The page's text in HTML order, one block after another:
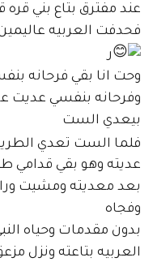
عند مفترق بتاع بني
فحدفت العربيه
ر
وحت انا بقي فرحانه
وفرحانه بنفسي عديت
بيعدي الست
فلما الست تعدي الطريق
عديته وهو بقي قدامي
بعد معديته ومشيت
وفجاه
بدون مقدمات وحياه
العربيه بتاعته ونزل